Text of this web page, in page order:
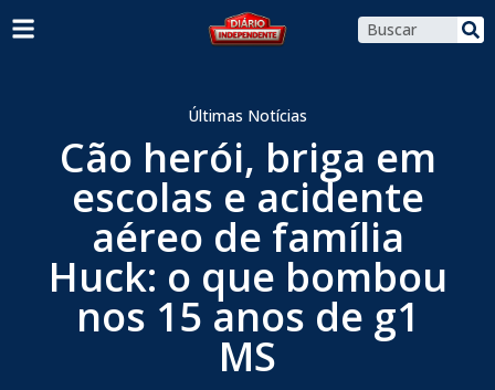
Últimas Notícias
Cão herói, briga em
escolas e acidente
aéreo de família
Huck: o que bombou
nos 15 anos de g1
MS